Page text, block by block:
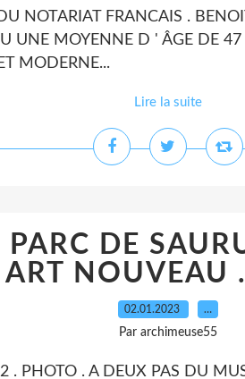
NOTARIAT FRANCAIS .
UNE MOYENNE D ' ÂGE DE
MODERNE...
Lire la suite
PARC DE
ART NOUVEAU
02.01.2023 …
Par archimeuse55
. PHOTO . A DEUX PAS DU